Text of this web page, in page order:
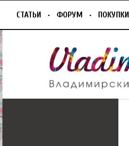
СТАТЬИ ФОРУМ ПОКУПКИ